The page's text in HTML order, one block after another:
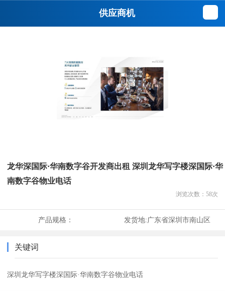
供应商机
龙华深国际·华南数字谷开发商出租 深圳龙华写字楼深国际·华
南数字谷物业电话
浏览次数： 58次
产品规格： 发货地:广东省深圳市南山区
关键词
深圳龙华写字楼深国际·华南数字谷物业电话